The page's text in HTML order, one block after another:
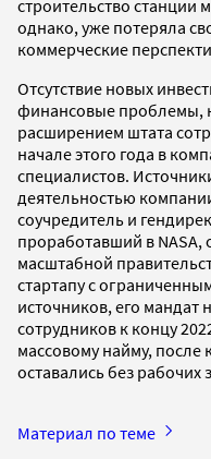
строительство станции
однако, уже потеряла
коммерческие
Отсутствие новых
финансовые проблемы,
расширением штата
начале этого года в
специалистов.
деятельностью
соучредитель и
проработавший в NASA,
масштабной
стартапу с
источников, его мандат
сотрудников к концу
массовому найму,
оставались без рабочих
Материал по теме